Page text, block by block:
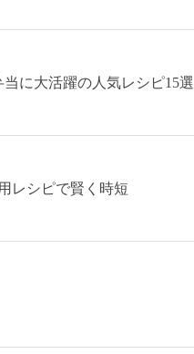
に大活躍の人気レシピ15選
レシピで賢く時短